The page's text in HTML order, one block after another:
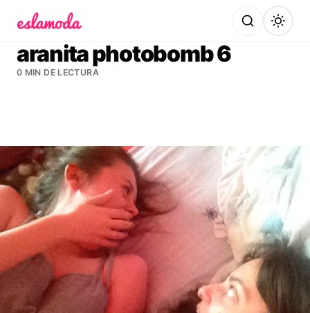
aranita photobomb 6
0 MIN DE LECTURA